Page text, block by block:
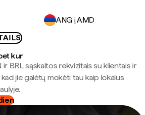
ANG į AMD
kur
ir BRL sąskaitos rekvizitais su klientais ir
jie galėtų mokėti tau kaip lokalus